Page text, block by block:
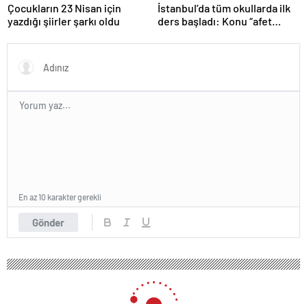
Çocukların 23 Nisan için
yazdığı şiirler şarkı oldu
İstanbul’da tüm okullarda ilk
ders başladı: Konu “afet
Gönder
En az 10 karakter gerekli